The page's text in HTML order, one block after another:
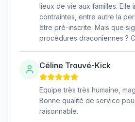
lieux de vie aux familles. Elle
contraintes, entre autre la
être pré-inscrite. Mais que
procédures draconiennes ?
Céline Trouvé-Kick
Equipe très très humaine,
Bonne qualité de service
raisonnable.